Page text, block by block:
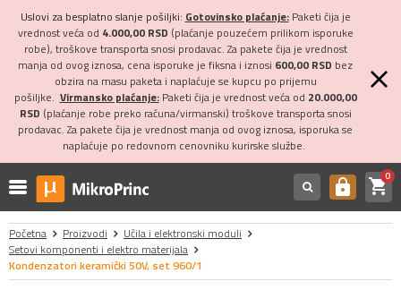
Uslovi za besplatno slanje pošiljki: Gotovinsko plaćanje:Paketi čija je
vrednost veća od 4.000,00 RSD (plaćanje pouzećem prilikom isporuke
robe), troškove transporta snosi prodavac. Za pakete čija je vrednost
manja od ovog iznosa, cena isporuke je fiksna i iznosi 600,00 RSD bez
obzira na masu paketa i naplaćuje se kupcu po prijemu
pošiljke. Virmansko plaćanje:Paketi čija je vrednost veća od 20.000,00
RSD (plaćanje robe preko računa/virmanski) troškove transporta snosi
prodavac. Za pakete čija je vrednost manja od ovog iznosa, isporuka se
naplaćuje po redovnom cenovniku kurirske službe.
https shopping_cart0
Početna Proizvodi
Učila i elektronski moduli
Setovi komponenti i elektro materijala
Kondenzatori keramički 50V, set 960/1